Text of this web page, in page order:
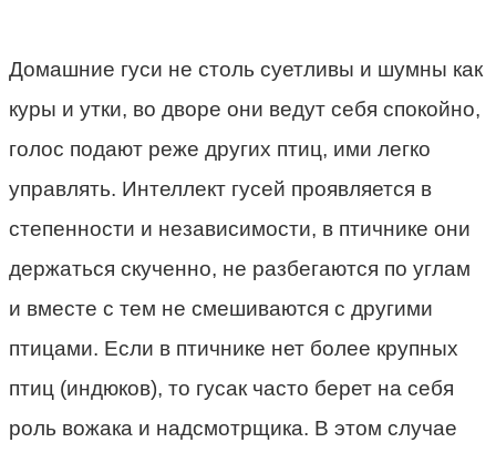
Домашние гуси не столь суетливы и шумны как
куры и утки, во дворе они ведут себя спокойно,
голос подают реже других птиц, ими легко
управлять. Интеллект гусей проявляется в
степенности и независимости, в птичнике они
держаться скученно, не разбегаются по углам
и вместе с тем не смешиваются с другими
птицами. Если в птичнике нет более крупных
птиц (индюков), то гусак часто берет на себя
роль вожака и надсмотрщика. В этом случае